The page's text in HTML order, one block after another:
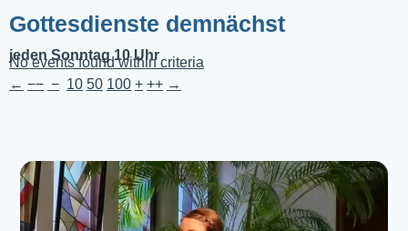
Gottesdienste demnächst
jeden Sonntag 10 Uhr
No events found within criteria
← −− − 10 50 100 + ++ →